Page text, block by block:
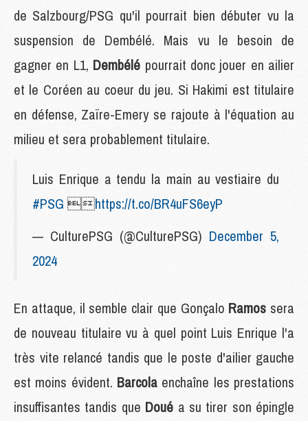
de Salzbourg/PSG qu'il pourrait bien débuter vu la
suspension de Dembélé. Mais vu le besoin de
gagner en L1, Dembélé pourrait donc jouer en ailier
et le Coréen au coeur du jeu. Si Hakimi est titulaire
en défense, Zaïre-Emery se rajoute à l'équation au
milieu et sera probablement titulaire.
Luis Enrique a tendu la main au vestiaire du
#PSG https://t.co/BR4uFS6eyP
— CulturePSG (@CulturePSG) December 5,
2024
En attaque, il semble clair que Gonçalo Ramos sera
de nouveau titulaire vu à quel point Luis Enrique l'a
très vite relancé tandis que le poste d'ailier gauche
est moins évident. Barcola enchaîne les prestations
insuffisantes tandis que Doué a su tirer son épingle